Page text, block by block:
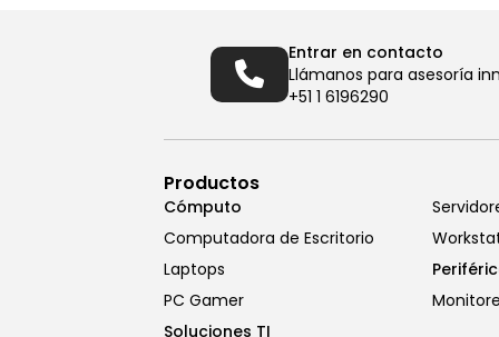
Entrar en contacto
Llámanos para asesoría
+51 1 6196290
Productos
Cómputo
Computadora de Escritorio
Laptops
PC Gamer
Soluciones TI